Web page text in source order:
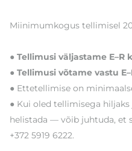
Miinimumkogus tellimisel
● Tellimusi väljastame E–R
● Tellimusi võtame vastu
● Ettetellimise on
● Kui oled tellimisega
helistada — võib juhtuda, et
+372 5919 6222.